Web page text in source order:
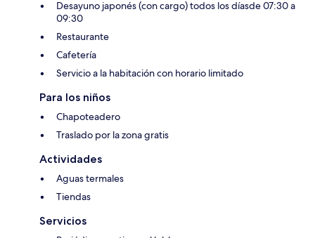
Desayuno japonés (con cargo) todos los díasde 07:30 a
09:30
Restaurante
Cafetería
Servicio a la habitación con horario limitado
Para los niños
Chapoteadero
Traslado por la zona gratis
Actividades
Aguas termales
Tiendas
Servicios